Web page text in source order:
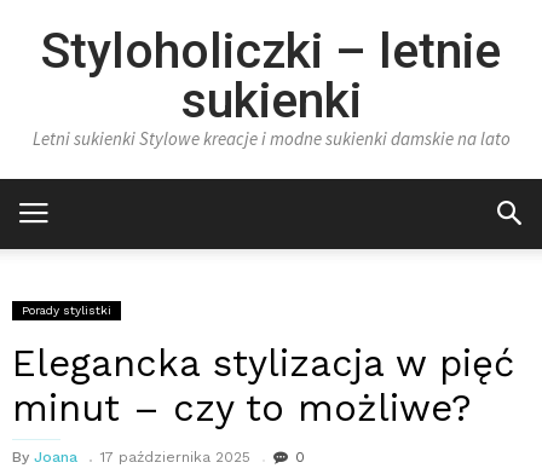
Styloholiczki – letnie
sukienki
Letni sukienki Stylowe kreacje i modne sukienki damskie na lato
Porady stylistki
Elegancka stylizacja w pięć
minut – czy to możliwe?
By Joana 17 października 2025 0